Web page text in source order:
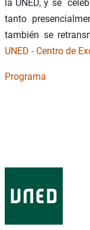
la UNED, y se
tanto
también se
UNED - Centro de
Programa